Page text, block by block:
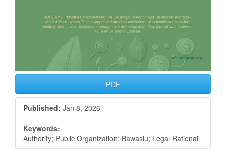
PDF
Published: Jan 8, 2026
Keywords:
Authority; Public Organization; Bawaslu; Legal Rational